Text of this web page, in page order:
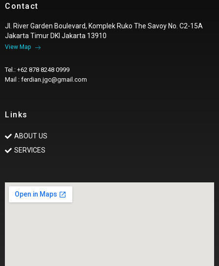
Contact
Jl. River Garden Boulevard, Komplek Ruko The Savoy No. C2-15A
Jakarta Timur DKI Jakarta 13910
View Map
Tel.: +62 878 8248 0999
Mail : ferdian.jgc@gmail.com
Links
ABOUT US
SERVICES